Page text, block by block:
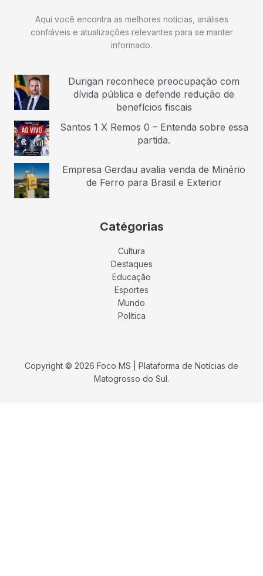
Aqui você encontra as melhores notícias, análises
confiáveis e atualizações relevantes para se manter
informado.
Durigan reconhece preocupação com
dívida pública e defende redução de
benefícios fiscais
Santos 1 X Remos 0 – Entenda sobre essa
partida.
Empresa Gerdau avalia venda de Minério
de Ferro para Brasil e Exterior
Catégorias
Cultura
Destaques
Educação
Esportes
Mundo
Política
Copyright © 2026 Foco MS | Plataforma de Notícias de
Matogrosso do Sul.